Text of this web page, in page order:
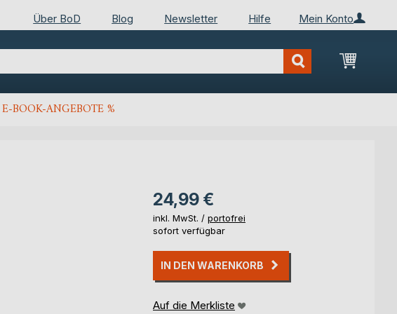
Mein Konto
Über BoD Blog Newsletter Hilfe
Mein
E-BOOK-ANGEBOTE %
24,99 €
inkl. MwSt. / portofrei
sofort verfügbar
IN DEN WARENKORB
Auf die Merkliste